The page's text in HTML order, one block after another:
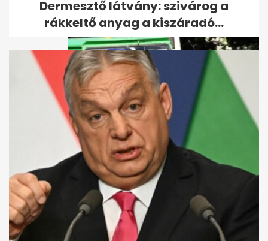
Vérampullák szóródtak szét
forgalmas hazai főutakon
egy...
Dermesztő látvány: szivárog a
rákkeltő anyag a kiszáradó...